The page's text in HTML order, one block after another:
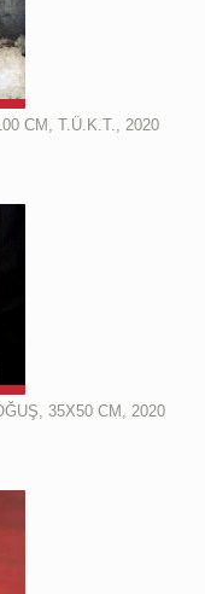
CM, T.Ü.K.T., 2020
35X50 CM, 2020